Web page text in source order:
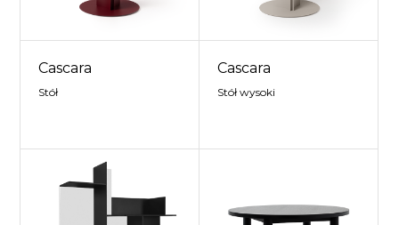
Cascara
Stół
Cascara
Stół wysoki